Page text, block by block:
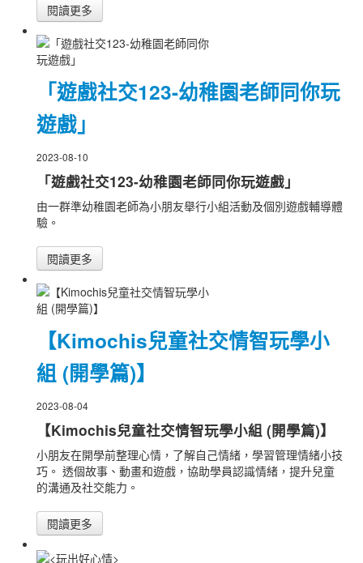
閱讀更多
「遊戲社交123-幼稚園老師同你玩
遊戲」
2023-08-10
「遊戲社交123-幼稚園老師同你玩遊戲」
由一群準幼稚園老師為小朋友舉行小組活動及個別遊戲輔導體
驗。
閱讀更多
【Kimochis兒童社交情智玩學小
組 (開學篇)】
2023-08-04
【Kimochis兒童社交情智玩學小組 (開學篇)】
小朋友在開學前整理心情，了解自己情緒，學習管理情緒小技
巧。 透個故事、動畫和遊戲，協助學員認識情緒，提升兒童
的溝通及社交能力。
閱讀更多